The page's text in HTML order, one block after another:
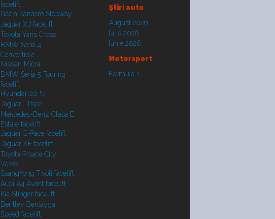
facelift
Dacia Sandero Stepway
Jaguar XJ facelift
Toyota Yaris Cross
BMW Seria 4
Convertible
Nissan Micra
BMW Seria 5 Touring
facelift
Hyundai i20 N
Jaguar i-Pace
Mercedes-Benz Clasa E
Estate facelift
Jaguar E-Pace facelift
Jaguar XE facelift
Toyota Proace City
Verso
SsangYong Tivoli facelift
Audi A4 Avant facelift
Kia Stinger facelift
Bentley Bentayga
Speed facelift
Ştiri auto
August 2026
Iulie 2026
Iunie 2026
Motorsport
Formula 1